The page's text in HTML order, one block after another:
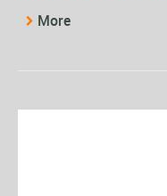
More